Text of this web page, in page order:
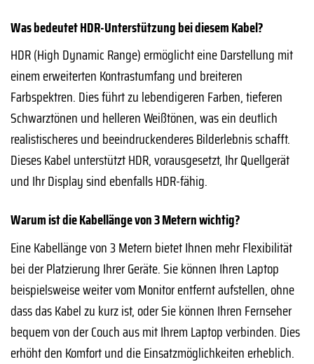
Was bedeutet HDR-Unterstützung bei diesem Kabel?
HDR (High Dynamic Range) ermöglicht eine Darstellung mit
einem erweiterten Kontrastumfang und breiteren
Farbspektren. Dies führt zu lebendigeren Farben, tieferen
Schwarztönen und helleren Weißtönen, was ein deutlich
realistischeres und beeindruckenderes Bilderlebnis schafft.
Dieses Kabel unterstützt HDR, vorausgesetzt, Ihr Quellgerät
und Ihr Display sind ebenfalls HDR-fähig.
Warum ist die Kabellänge von 3 Metern wichtig?
Eine Kabellänge von 3 Metern bietet Ihnen mehr Flexibilität
bei der Platzierung Ihrer Geräte. Sie können Ihren Laptop
beispielsweise weiter vom Monitor entfernt aufstellen, ohne
dass das Kabel zu kurz ist, oder Sie können Ihren Fernseher
bequem von der Couch aus mit Ihrem Laptop verbinden. Dies
erhöht den Komfort und die Einsatzmöglichkeiten erheblich.